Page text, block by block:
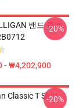
밴드 클래
- ₩4,202,900
-20%
Classic T Shirt
-20%